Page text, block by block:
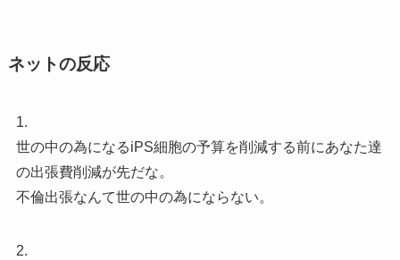
ネットの反応
1.
世の中の為になるiPS細胞の予算を削減する前にあなた達
の出張費削減が先だな。
不倫出張なんて世の中の為にならない。
2.